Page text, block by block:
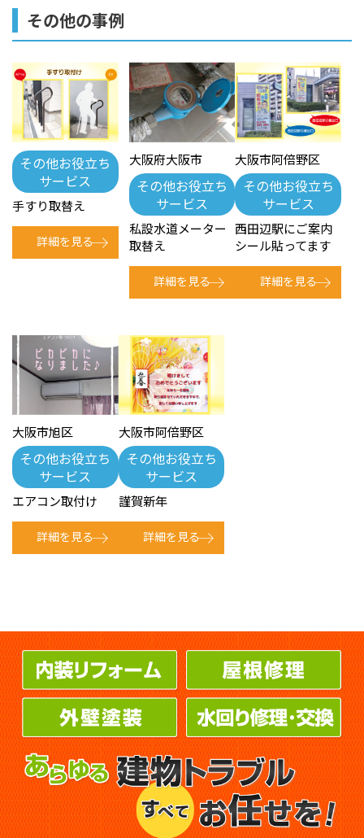
その他の事例
その他お役立ち
サービス
手すり取替え
詳細を見る
大阪府大阪市
その他お役立ち
サービス
私設水道メーター
取替え
詳細を見る
大阪市阿倍野区
その他お役立ち
サービス
西田辺駅にご案内
シール貼ってます
詳細を見る
大阪市旭区
その他お役立ち
サービス
エアコン取付け
詳細を見る
大阪市阿倍野区
その他お役立ち
サービス
謹賀新年
詳細を見る